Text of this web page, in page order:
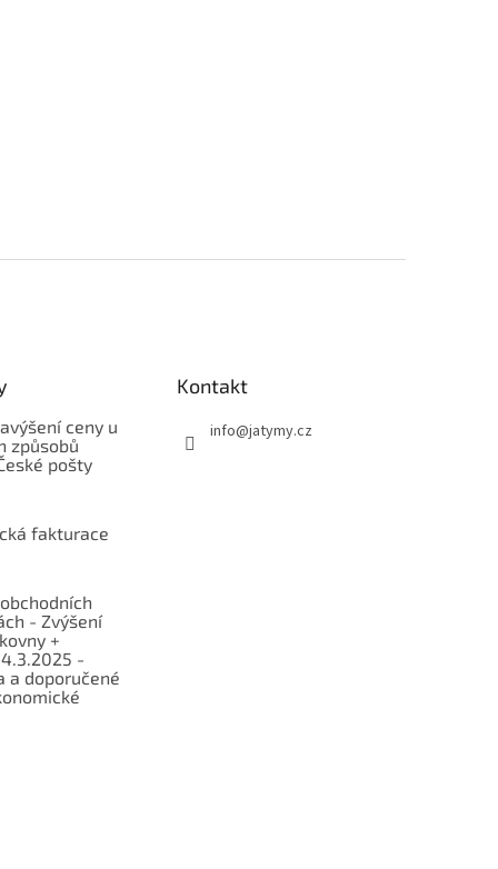
ceny u
způsobů
pošty
fakturace
- Zvýšení
+
-
a doporučené
Kontakt
info@jatymy.cz